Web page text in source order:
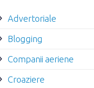
Advertoriale
Blogging
Companii aeriene
Croaziere